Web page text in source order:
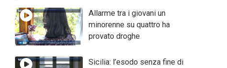
Allarme tra i giovani un
minorenne su quattro ha
provato droghe
Sicilia: l’esodo senza fine di